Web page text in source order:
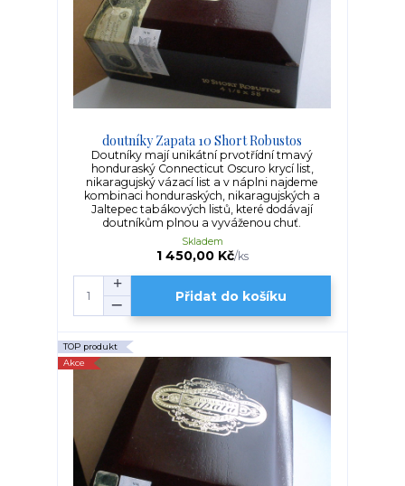
doutníky Zapata 10 Short Robustos
Doutníky mají unikátní prvotřídní tmavý
honduraský Connecticut Oscuro krycí list,
nikaragujský vázací list a v náplni najdeme
kombinaci honduraských, nikaragujských a
Jaltepec tabákových listů, které dodávají
doutníkům plnou a vyváženou chuť.
1 450,00 Kč/ks
Skladem
Přidat do košíku
TOP produkt
Akce